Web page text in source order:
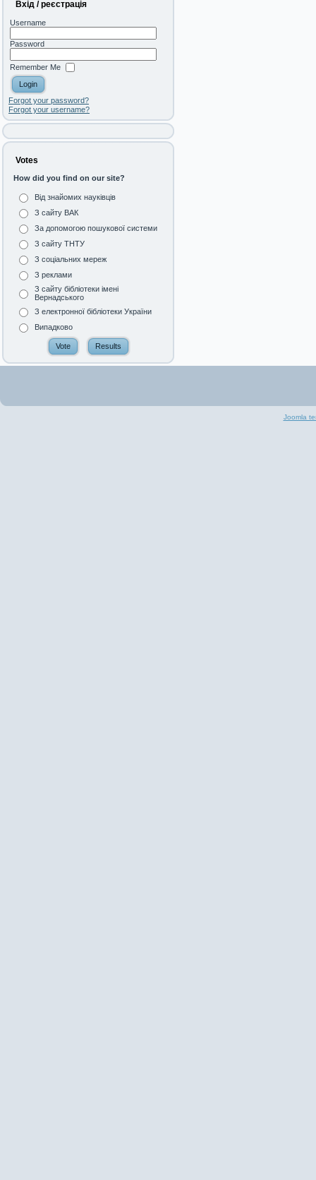
Вхід / реєстрація
Username
Password
Remember Me
Forgot your password?
Forgot your username?
Votes
How did you find on our site?
Від знайомих науківців
З сайту ВАК
За допомогою пошукової системи
З сайту ТНТУ
З соціальних мереж
З реклами
З сайту бібліотеки імені
Вернадського
З електронної бібліотеки України
Випадково
Joomla